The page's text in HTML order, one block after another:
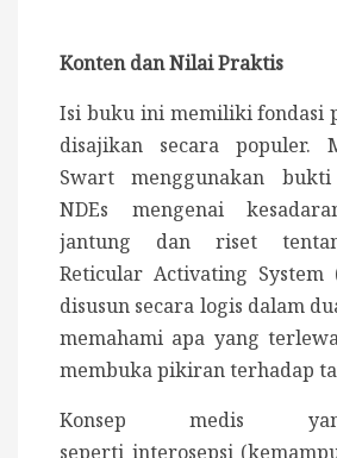
Konten dan Nilai Praktis
Isi buku ini memiliki fondasi
disajikan secara populer.
Swart menggunakan
NDEs mengenai
jantung dan riset
Reticular Activating System
disusun secara logis dalam
memahami apa yang
membuka pikiran terhadap
Konsep medis
seperti interosepsi